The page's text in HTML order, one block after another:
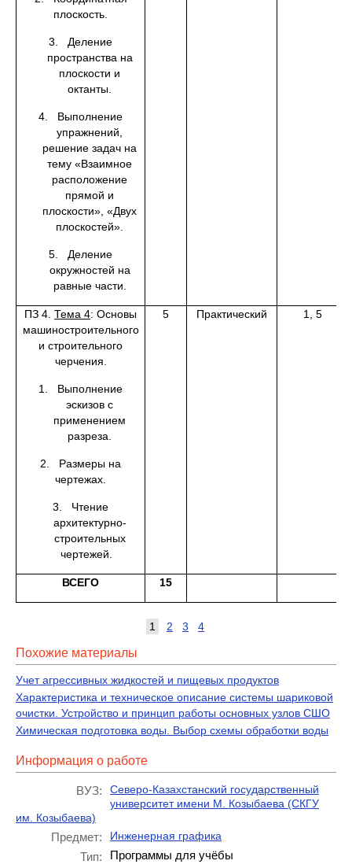
плоскость.
3. Деление
пространства на
плоскости и
октанты.
4. Выполнение
упражнений,
решение задач на
тему «Взаимное
расположение
прямой и
плоскости», «Двух
плоскостей».
5. Деление
окружностей на
равные части.
ПЗ 4. Тема 4: Основы
машиностроительного
и строительного
черчения.
1. Выполнение
эскизов с
применением
разреза.
2. Размеры на
чертежах.
3. Чтение
архитектурно-
строительных
чертежей.
5 Практический 1, 5
ВСЕГО 15
1 2 3 4
Похожие материалы
Учет агрессивных жидкостей и пищевых продуктов
Характеристика и техническое описание системы шариковой
очистки. Устройство и принцип работы основных узлов СШО
Химическая подготовка воды. Выбор схемы обработки воды
Информация о работе
ВУЗ:
Северо-Казахстанский государственный
университет имени М. Козыбаева (СКГУ
им. Козыбаева)
Предмет: Инженерная графика
Тип: Программы для учёбы